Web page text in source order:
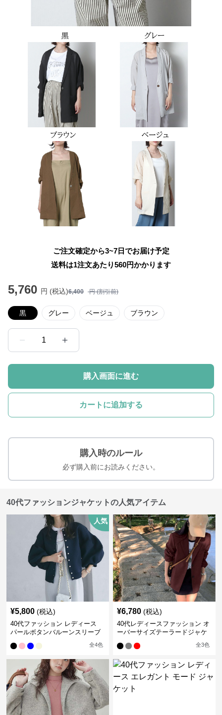
ご注文確定から3~7日でお届け予定
送料は1注文あたり560円かかります
5,760 円 (税込)6,400 円 (割引前)
黒 グレー ベージュ ブラウン
1
購入画面に進む
カートに追加する
購入時のルール
必ず購入前にお読みください。
40代ファッションジャケットの人気アイテム
人気
¥5,800 (税込)
40代ファッション レディース
パールボタンバルーンスリーブ
全4色
¥6,780 (税込)
40代レディースファッション オ
ーバーサイズテーラードジャケ
全3色